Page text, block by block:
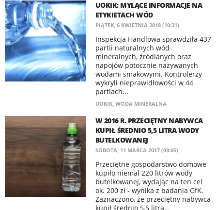
UOKIK: MYLĄCE INFORMACJE NA
ETYKIETACH WÓD
PIĄTEK, 6 KWIETNIA 2018 (10:31)
Inspekcja Handlowa sprawdziła 437
partii naturalnych wód
mineralnych, źródlanych oraz
napojów potocznie nazywanych
wodami smakowymi. Kontrolerzy
wykryli nieprawidłowości w 44
partiach...
UOKIK, WODA MINERALNA
W 2016 R. PRZECIĘTNY NABYWCA
KUPIŁ ŚREDNIO 5,5 LITRA WODY
BUTELKOWANEJ
SOBOTA, 11 MARCA 2017 (09:05)
Przeciętne gospodarstwo domowe
kupiło niemal 220 litrów wody
butelkowanej, wydając na ten cel
ok. 200 zł - wynika z badania GfK.
Zaznaczono, że przeciętny nabywca
kupił średnio 5,5 litra...